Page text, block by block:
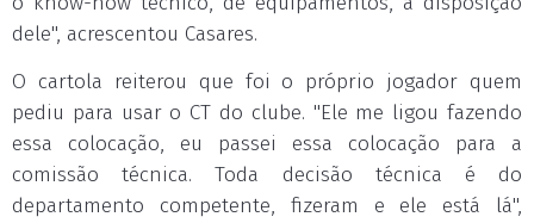
dele", acrescentou Casares.
O cartola reiterou que foi o próprio jogador quem
pediu para usar o CT do clube. "Ele me ligou fazendo
essa colocação, eu passei essa colocação para a
comissão técnica. Toda decisão técnica é do
departamento competente, fizeram e ele está lá",